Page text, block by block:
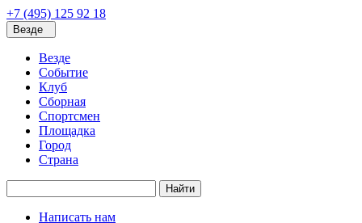
+7 (495) 125 92 18
Везде
Везде
Событие
Клуб
Сборная
Спортсмен
Площадка
Город
Страна
Найти
Написать нам